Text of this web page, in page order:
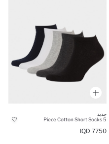
جديد
5 Piece Cotton Short Socks
7750 IQD